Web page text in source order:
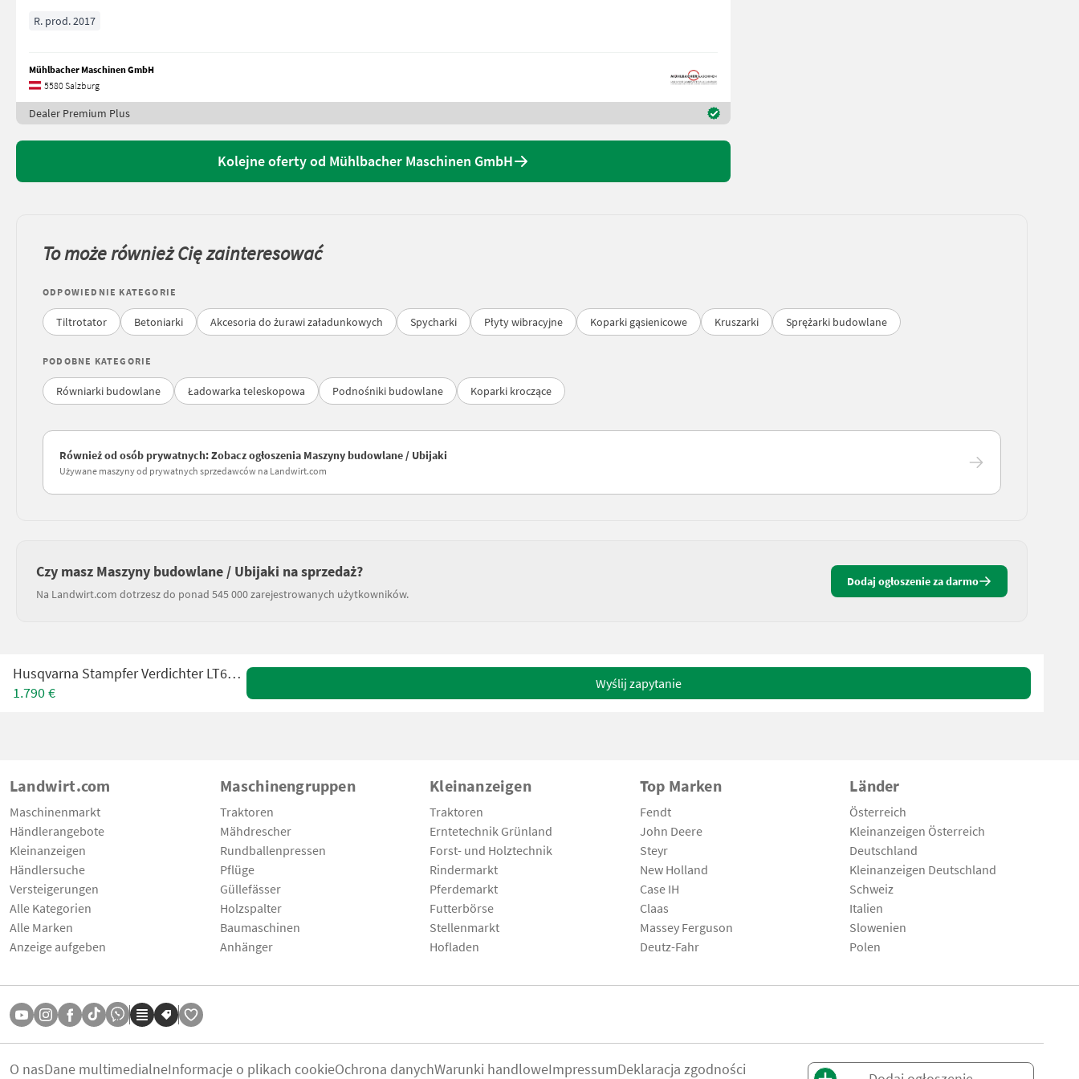
R. prod. 2017
Mühlbacher Maschinen GmbH
5580 Salzburg
Dealer Premium Plus
Kolejne oferty od Mühlbacher Maschinen GmbH
To może również Cię zainteresować
ODPOWIEDNIE KATEGORIE
Tiltrotator Betoniarki Akcesoria do żurawi załadunkowych Spycharki Płyty wibracyjne Koparki gąsienicowe Kruszarki Sprężarki budowlane
PODOBNE KATEGORIE
Równiarki budowlane Ładowarka teleskopowa Podnośniki budowlane Koparki kroczące
Również od osób prywatnych: Zobacz ogłoszenia Maszyny budowlane / Ubijaki
Używane maszyny od prywatnych sprzedawców na Landwirt.com
Czy masz Maszyny budowlane / Ubijaki na sprzedaż?
Na Landwirt.com dotrzesz do ponad 545 000 zarejestrowanych użytkowników.
Dodaj ogłoszenie za darmo
Husqvarna Stampfer Verdichter LT6005, gebraucht
1.790 €
Wyślij zapytanie
Landwirt.com
Maschinenmarkt
Händlerangebote
Kleinanzeigen
Händlersuche
Versteigerungen
Alle Kategorien
Alle Marken
Anzeige aufgeben
Maschinengruppen
Traktoren
Mähdrescher
Rundballenpressen
Pflüge
Güllefässer
Holzspalter
Baumaschinen
Anhänger
Kleinanzeigen
Traktoren
Erntetechnik Grünland
Forst- und Holztechnik
Rindermarkt
Pferdemarkt
Futterbörse
Stellenmarkt
Hofladen
Top Marken
Fendt
John Deere
Steyr
New Holland
Case IH
Claas
Massey Ferguson
Deutz-Fahr
Länder
Österreich
Kleinanzeigen Österreich
Deutschland
Kleinanzeigen Deutschland
Schweiz
Italien
Slowenien
Polen
O nasDane multimedialneInformacje o plikach cookieOchrona danychWarunki handloweImpressumDeklaracja zgodności